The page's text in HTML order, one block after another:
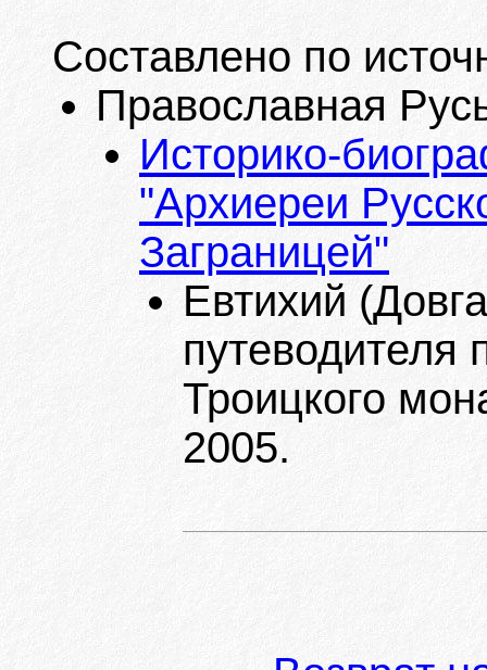
Составлено по
Православная
Историко-
"Архиереи
Заграницей"
Евтихий
путеводителя
Троицкого
2005.